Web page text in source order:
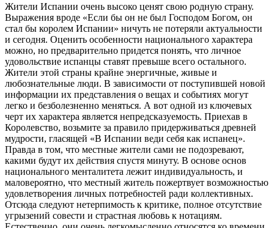
Жители Испании очень высоко ценят свою родную страну.
Выражения вроде «Если бы он не был Господом Богом, он
стал бы королем Испании» ничуть не потеряли актуальности
и сегодня. Оценить особенности национального характера
можно, но предварительно придется понять, что личное
удовольствие испанцы ставят превыше всего остального.
Жители этой страны крайне энергичные, живые и
любознательные люди. В зависимости от поступившей новой
информации их представления о вещах и событиях могут
легко и безболезненно меняться. А вот одной из ключевых
черт их характера является непредсказуемость. Приехав в
Королевство, возьмите за правило придерживаться древней
мудрости, гласящей «В Испании веди себя как испанец».
Правда в том, что местные жители сами не подозревают,
какими будут их действия спустя минуту. В основе основ
национального менталитета лежит индивидуальность, и
маловероятно, что местный житель пожертвует возможностью
удовлетворения личных потребностей ради коллективных.
Отсюда следуют нетерпимость к критике, полное отсутствие
угрызений совести и страстная любовь к нотациям.